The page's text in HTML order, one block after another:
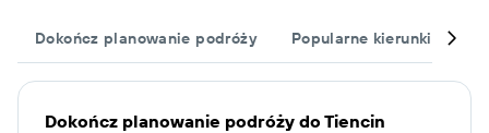
Dokończ planowanie podróży Popularne kierunki
Dokończ planowanie podróży do Tiencin